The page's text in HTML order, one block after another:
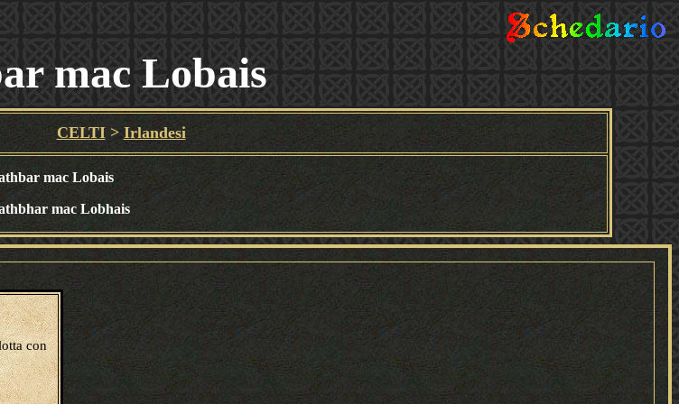
mac Lobais
CELTI>Irlandesi
mac Lobais
mac Lobhais
con